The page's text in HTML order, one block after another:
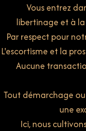
Vous entrez
libertinage et à
Par respect pour
L'escortisme et la
Aucune
Tout démarchage
une
Ici, nous